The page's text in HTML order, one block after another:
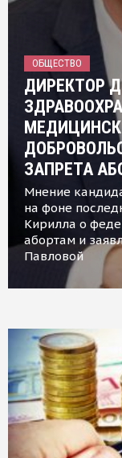
ОБЩЕСТВО
ДИРЕКТОР
ЗАПРЕТА
Мнение
на фоне
Кирилла о
абортам и
Павловой